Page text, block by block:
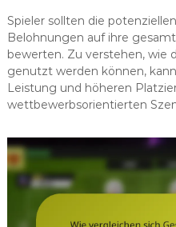
Spieler sollten die
Belohnungen auf ihre
bewerten. Zu verstehen, wie
genutzt werden können,
Leistung und höheren
wettbewerbsorientierten